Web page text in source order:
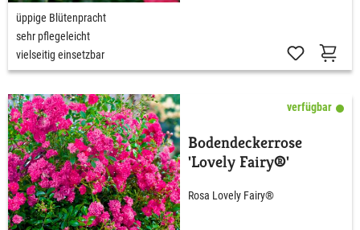
üppige Blütenpracht
sehr pflegeleicht
vielseitig einsetzbar
verfügbar
Bodendeckerrose
'Lovely Fairy®'
Rosa Lovely Fairy®